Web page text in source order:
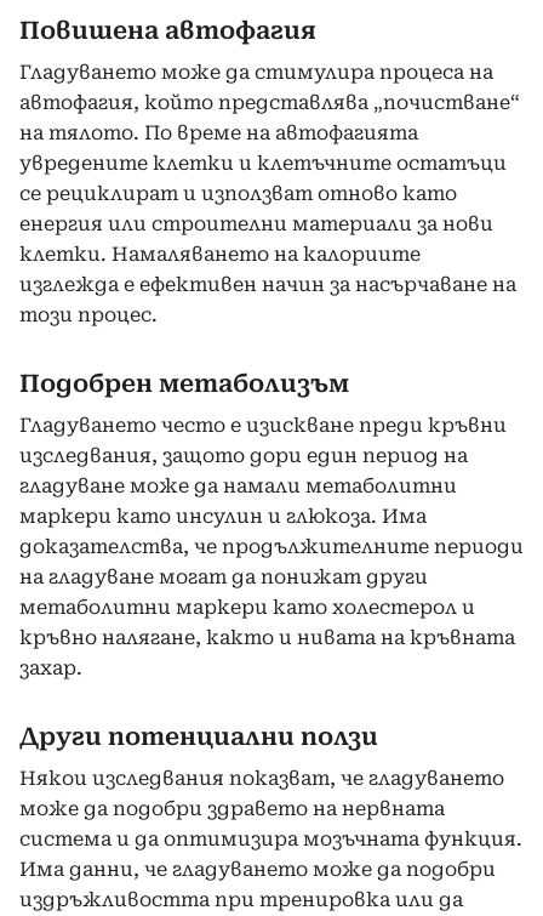
Повишена автофагия
Гладуването може да стимулира процеса на
автофагия, който представлява „почистване“
на тялото. По време на автофагията
увредените клетки и клетъчните остатъци
се рециклират и използват отново като
енергия или строителни материали за нови
клетки. Намаляването на калориите
изглежда е ефективен начин за насърчаване на
този процес.
Подобрен метаболизъм
Гладуването често е изискване преди кръвни
изследвания, защото дори един период на
гладуване може да намали метаболитни
маркери като инсулин и глюкоза. Има
доказателства, че продължителните периоди
на гладуване могат да понижат други
метаболитни маркери като холестерол и
кръвно налягане, както и нивата на кръвната
захар.
Други потенциални ползи
Някои изследвания показват, че гладуването
може да подобри здравето на нервната
система и да оптимизира мозъчната функция.
Има данни, че гладуването може да подобри
издръжливостта при тренировка или да